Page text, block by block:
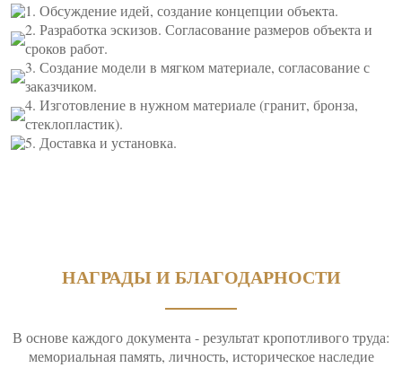
1. Обсуждение идей, создание концепции объекта.
2. Разработка эскизов. Согласование размеров объекта и
сроков работ.
3. Создание модели в мягком материале, согласование с
заказчиком.
4. Изготовление в нужном материале (гранит, бронза,
стеклопластик).
5. Доставка и установка.
НАГРАДЫ И БЛАГОДАРНОСТИ
В основе каждого документа - результат кропотливого труда:
мемориальная память, личность, историческое наследие